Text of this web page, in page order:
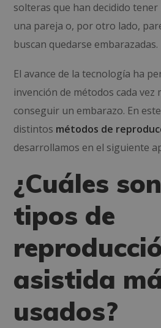
solteras que han decidido tener
una pareja o, por otro lado,
buscan quedarse embarazadas.
El avance de la tecnología ha
invención de métodos cada vez
conseguir un embarazo. En
distintos métodos de
desarrollamos en el siguiente
¿Cuáles
tipos de
asistida
usados?